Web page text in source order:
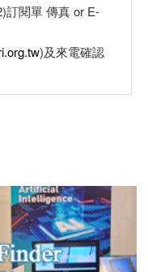
訂閱單 傳真 or E-
)及來電確認